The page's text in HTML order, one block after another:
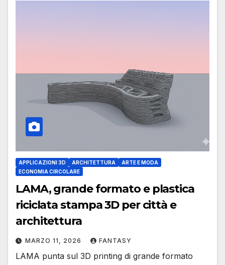
APPLICAZIONI 3D ARCHITETTURA
ARTE E MODA
ECONOMIA CIRCOLARE
LAMA, grande formato e plastica
riciclata stampa 3D per città e
architettura
MARZO 11, 2026 FANTASY
LAMA punta sul 3D printing di grande formato